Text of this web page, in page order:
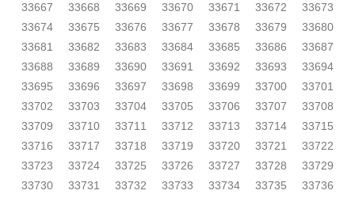
33667 33668 33669 33670 33671 33672
33673
33674
33675 33676 33677 33678 33679
33680
33681
33682 33683 33684 33685 33686
33687
33688
33689 33690 33691 33692 33693
33694
33695
33696 33697 33698 33699 33700
33701
33702
33703 33704 33705 33706 33707
33708
33709
33710 33711 33712 33713 33714
33715
33716
33717 33718 33719 33720 33721
33722
33723
33724 33725 33726 33727 33728
33729
33730
33731 33732 33733 33734 33735
33736